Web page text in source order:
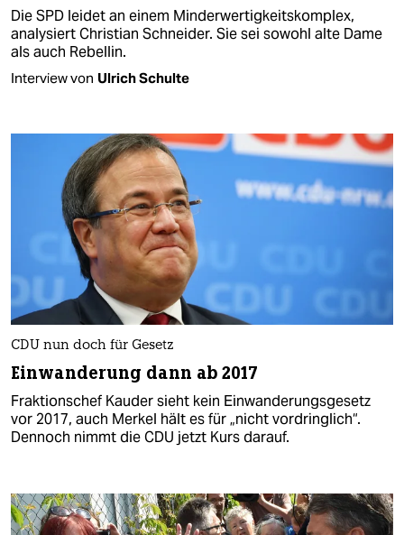
Die SPD leidet an einem Minderwertigkeitskomplex,
analysiert Christian Schneider. Sie sei sowohl alte Dame
als auch Rebellin.
Interview von Ulrich Schulte
CDU nun doch für Gesetz
Einwanderung dann ab 2017
Fraktionschef Kauder sieht kein Einwanderungsgesetz
vor 2017, auch Merkel hält es für „nicht vordringlich“.
Dennoch nimmt die CDU jetzt Kurs darauf.